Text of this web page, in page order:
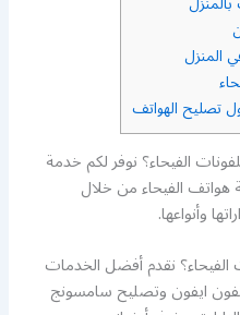
المنزل
تصليح الهواتف
الفيحاء؟ نوفر لكم خدمة
الفيحاء من خلال
وأنواعها.
نقدم أفضل الخدمات
ايفون وتصليح سامسونج